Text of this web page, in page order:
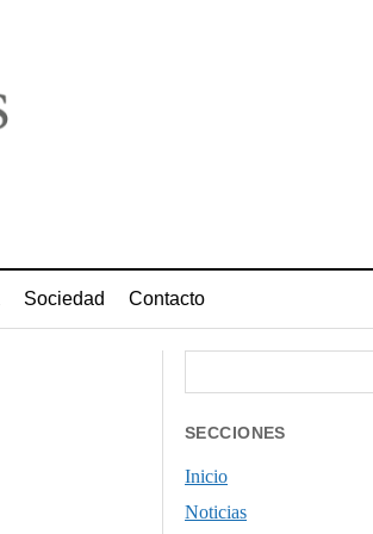
Sociedad Contacto
SECCIONES
Inicio
Noticias